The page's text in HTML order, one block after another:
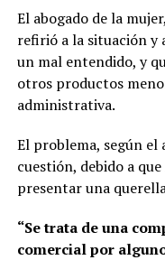
El abogado de la
refirió a la situación y
un mal entendido, y
otros productos
administrativa.
El problema, según el
cuestión, debido a
presentar una
“Se trata de una
comercial por